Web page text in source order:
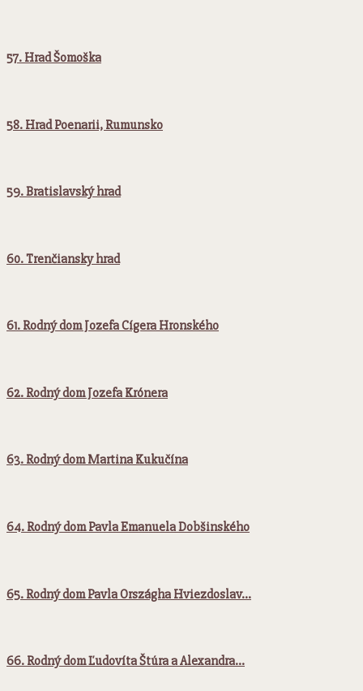
57. Hrad Šomoška
58. Hrad Poenarii, Rumunsko
59. Bratislavský hrad
60. Trenčiansky hrad
61. Rodný dom Jozefa Cígera Hronského
62. Rodný dom Jozefa Krónera
63. Rodný dom Martina Kukučína
64. Rodný dom Pavla Emanuela Dobšinského
65. Rodný dom Pavla Országha Hviezdoslav…
66. Rodný dom Ľudovíta Štúra a Alexandra…